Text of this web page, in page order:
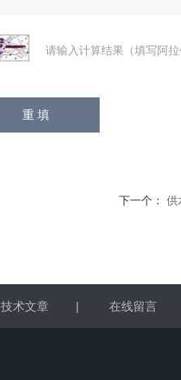
请输入计算结果（填写阿
下一个： 供
技术文章 | 在线留言